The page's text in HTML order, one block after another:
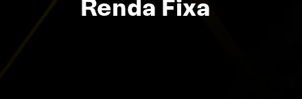
Renda Fixa